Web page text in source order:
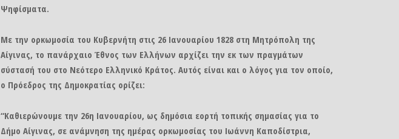
Ψηφίσματα.
Με την ορκωμοσία του Κυβερνήτη στις 26 Ιανουαρίου 1828 στη Μητρόπολη της
Αίγινας, το πανάρχαιο Έθνος των Ελλήνων αρχίζει την εκ των πραγμάτων
σύστασή του στο Νεότερο Ελληνικό Κράτος. Αυτός είναι και ο λόγος για τον οποίο,
ο Πρόεδρος της Δημοκρατίας ορίζει:
“Καθιερώνουμε την 26η Ιανουαρίου, ως δημόσια εορτή τοπικής σημασίας για το
Δήμο Αίγινας, σε ανάμνηση της ημέρας ορκωμοσίας του Ιωάννη Καποδίστρια,